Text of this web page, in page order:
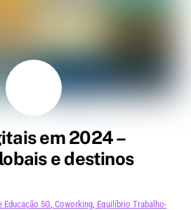
em 2024 –
e destinos
Educação 5G ,Coworking Equilíbrio Trabalho-